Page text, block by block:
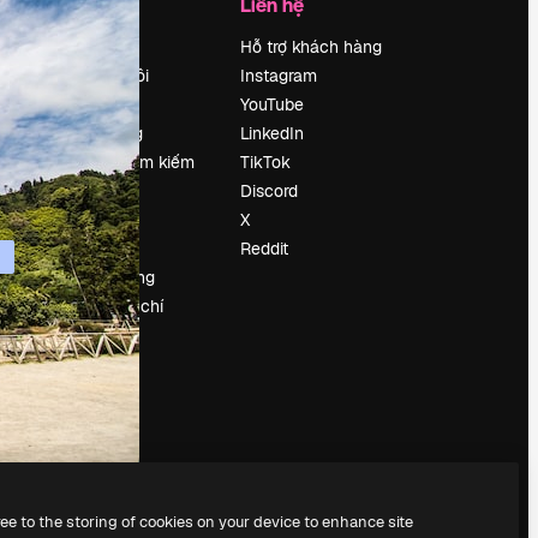
Về chúng tôi
Reviews
Tuyển dụng
Xu hướng tìm kiếm
Blog
Sự kiện
Slidesgo
Bán nội dung
Phòng báo chí
Tìm kiếm
magnific.ai
Hỗ trợ khách hàng
Instagram
YouTube
LinkedIn
TikTok
Discord
X
Reddit
to the storing of cookies on your device to enhance site